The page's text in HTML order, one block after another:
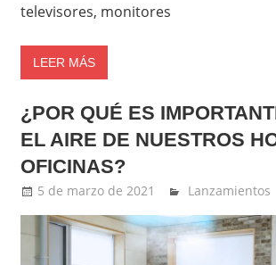
televisores, monitores
LEER MÁS
¿POR QUÉ ES
EL AIRE DE NUESTROS
OFICINAS?
5 de marzo de 2021 Ernesto Herrera
Lanzamientos